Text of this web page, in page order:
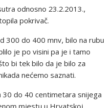
odnosno 23.2.2013.,
pokrivač.
300 do 400 mnv, bilo na rubu
je po visini pa je i tamo
bi tek bilo da je bilo za
nećemo saznati.
30 do 40 centimetara snijega
mjestu u Hrvatskoj,